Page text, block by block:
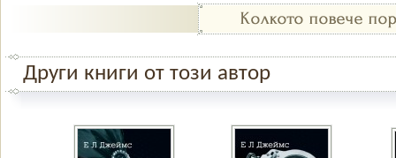
Други книги от този автор